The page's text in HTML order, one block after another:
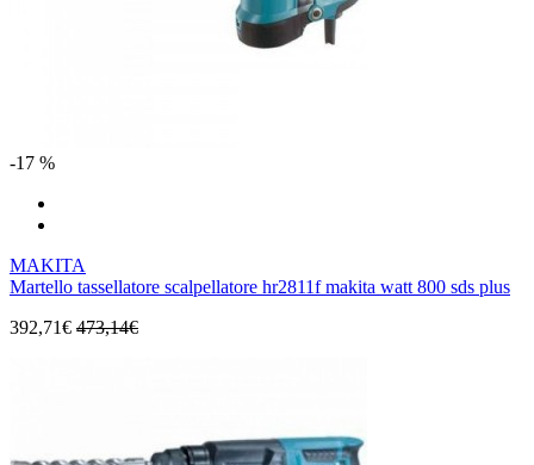
-17 %
MAKITA
Martello tassellatore scalpellatore hr2811f makita watt 800 sds plus
392,71€ 473,14€